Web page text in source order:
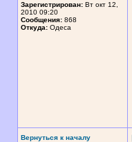
Зарегистрирован: Вт окт 12,
2010 09:20
Сообщения: 868
Откуда: Одеса
Вернуться к началу